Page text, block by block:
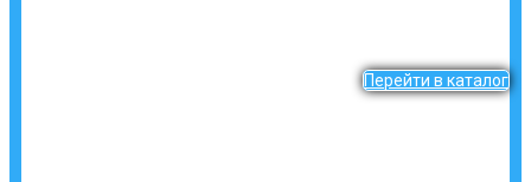
Перейти в каталог